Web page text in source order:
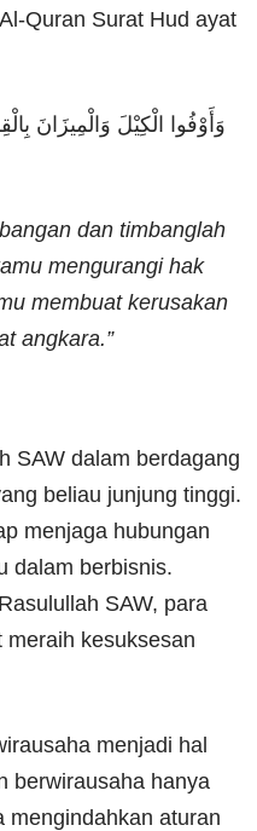
Quran Surat Hud ayat
وَأَوْفُوا الْكِيْلَ وَالْمِيزَانَ
dan timbanglah
mengurangi hak
membuat kerusakan
angkara.”
SAW dalam berdagang
beliau junjung tinggi.
menjaga hubungan
dalam berbisnis.
SAW, para
kesuksesan
menjadi hal
berwirausaha hanya
mengindahkan aturan